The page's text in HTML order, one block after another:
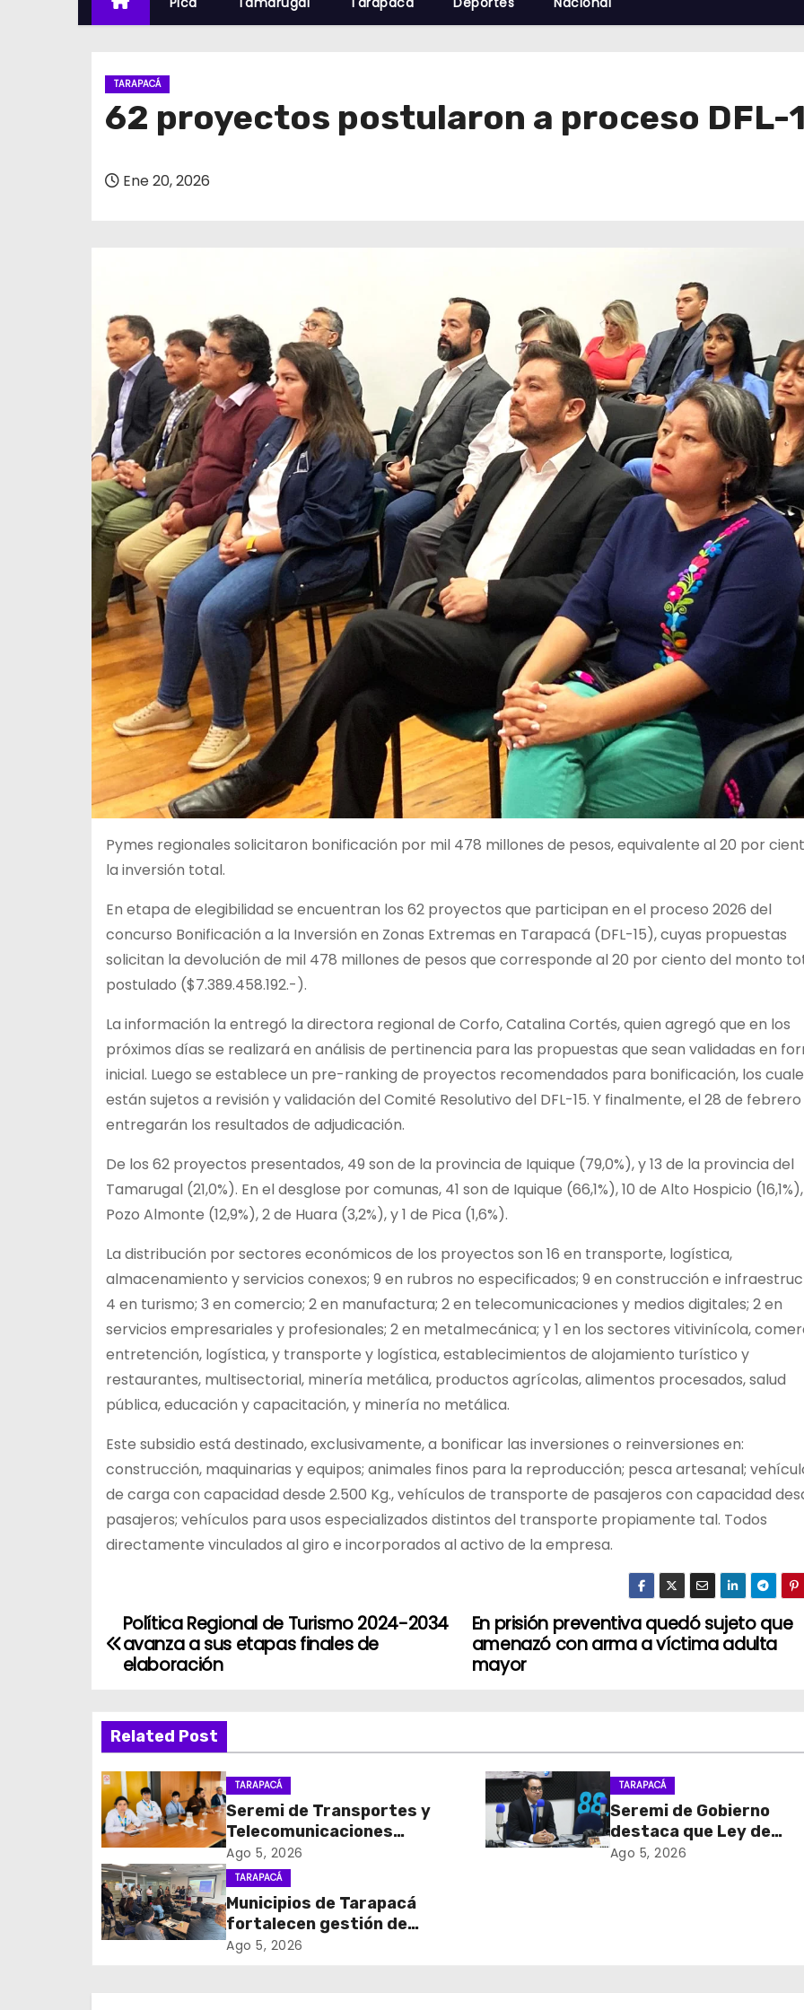
TARAPACÁ
62 proyectos postularon a proceso DFL-
Ene 20, 2026
Pymes regionales solicitaron bonificación por mil 478 millones de pesos, equivalente al 20 por
la inversión total.
En etapa de elegibilidad se encuentran los 62 proyectos que participan en el proceso 2026 del
concurso Bonificación a la Inversión en Zonas Extremas en Tarapacá (DFL-15), cuyas propuestas
solicitan la devolución de mil 478 millones de pesos que corresponde al 20 por ciento del monto
postulado ($7.389.458.192.-).
La información la entregó la directora regional de Corfo, Catalina Cortés, quien agregó que en los
próximos días se realizará en análisis de pertinencia para las propuestas que sean validadas en
inicial. Luego se establece un pre-ranking de proyectos recomendados para bonificación, los
están sujetos a revisión y validación del Comité Resolutivo del DFL-15. Y finalmente, el 28 de febrero
entregarán los resultados de adjudicación.
De los 62 proyectos presentados, 49 son de la provincia de Iquique (79,0%), y 13 de la provincia del
Tamarugal (21,0%). En el desglose por comunas, 41 son de Iquique (66,1%), 10 de Alto Hospicio
Pozo Almonte (12,9%), 2 de Huara (3,2%), y 1 de Pica (1,6%).
La distribución por sectores económicos de los proyectos son 16 en transporte, logística,
almacenamiento y servicios conexos; 9 en rubros no especificados; 9 en construcción e
4 en turismo; 3 en comercio; 2 en manufactura; 2 en telecomunicaciones y medios digitales; 2 en
servicios empresariales y profesionales; 2 en metalmecánica; y 1 en los sectores vitivinícola,
entretención, logística, y transporte y logística, establecimientos de alojamiento turístico y
restaurantes, multisectorial, minería metálica, productos agrícolas, alimentos procesados, salud
pública, educación y capacitación, y minería no metálica.
Este subsidio está destinado, exclusivamente, a bonificar las inversiones o reinversiones en:
construcción, maquinarias y equipos; animales finos para la reproducción; pesca artesanal;
de carga con capacidad desde 2.500 Kg., vehículos de transporte de pasajeros con capacidad
pasajeros; vehículos para usos especializados distintos del transporte propiamente tal. Todos
directamente vinculados al giro e incorporados al activo de la empresa.
N
e
g
a
c
i
ó
En prisión preventiva quedó sujeto que
amenazó con arma a víctima adulta
mayor
Política Regional de Turismo 2024-2034
avanza a sus etapas finales de
elaboración
Related Post
TARAPACÁ
Seremi de Transportes y
Telecomunicaciones
encabezó primera mesa de
coordinación para el retiro
de cables en desuso en
Iquique
Ago 5, 2026
TARAPACÁ
Seremi de Gobierno
destaca que Ley de
Reconstrucción Nacional
Ago 5, 2026
TARAPACÁ
Municipios de Tarapacá
fortalecen gestión de
subsidios de agua potable
Ago 5, 2026